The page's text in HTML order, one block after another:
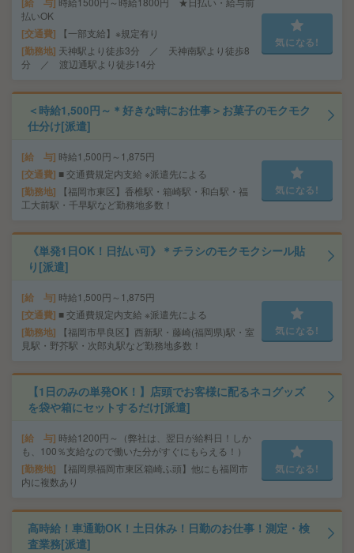
払いOK
交通費 【一部支給】※規定有り
勤務地 天神駅より徒歩3分 ／ 天神南駅より徒歩8
分 ／ 渡辺通駅より徒歩14分
気になる!
＜時給1,500円～＊好きな時にお仕事＞お菓子のモクモク
仕分け[派遣]
給 与 時給1,500円～1,875円
交通費 ■ 交通費規定内支給 ※派遣先による
勤務地
【福岡市東区】香椎駅・箱崎駅・和白駅・福
工大前駅・千早駅など勤務地多数！
気になる!
《単発1日OK！日払い可》＊チラシのモクモクシール貼
り[派遣]
給 与 時給1,500円～1,875円
交通費 ■ 交通費規定内支給 ※派遣先による
勤務地
【福岡市早良区】西新駅・藤崎(福岡県)駅・室
見駅・野芥駅・次郎丸駅など勤務地多数！
気になる!
【1日のみの単発OK！】店頭でお客様に配るネコグッズ
を袋や箱にセットするだけ[派遣]
給 与 時給1200円～（弊社は、翌日が給料日！しか
も、100％支給なので働いた分がすぐにもらえる！）
勤務地
【福岡県福岡市東区箱崎ふ頭】他にも福岡市
内に複数あり
気になる!
高時給！車通勤OK！土日休み！日勤のお仕事！測定・検
査業務[派遣]